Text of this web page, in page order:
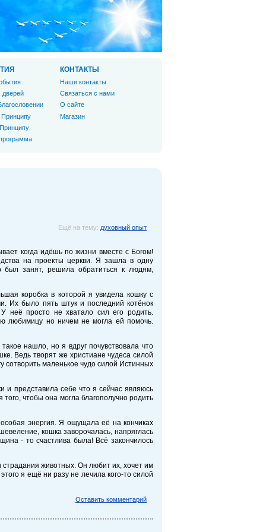
Ещё на тему: духовный опыт
когда идёшь по жизни вместе с Богом!
на проекты церкви. Я зашла в одну
был занят, решила обратиться к людям,
коробка в которой я увидела кошку с
Их было пять штук и последний котёнок
неё просто не хватало сил его родить.
любимицу но ничем не могла ей помочь.
нашло, но я вдруг почувствовала что
Ведь творят же христиане чудеса силой
сотворить маленькое чудо силой Истинных
и представила себе что я сейчас являюсь
чтобы она могла благополучно родить
энергия. Я ощущала её на кончиках
кошка заворочалась, напряглась
- то счастлива была! Всё закончилось
животных. Он любит их, хочет им
я ещё ни разу не лечила кого-то силой
Оставить комментарий
дверей
КОНТАКТЫ
Наши контакты
Связаться с нами
О сайте
Магазин